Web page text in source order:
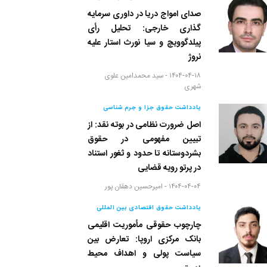
صدای امواج دریا در داوری سرمایه
گذاری خارجی: تحلیل رأی
پیلدگوویچ و سیا نورث استار علیه
نروژ
۱۴۰۴-۰۴-۱۸ - سید محمدامین علوی
شهری
یادداشت حقوق جزا و جرم شناسی
اصل ضرورت نظامی در بوته نقد: از
تبیین مفهومی در حقوق
بشردوستانه تا حدود و ثغور استناد
در پرتو رویه قضایی
۱۴۰۴-۰۴-۰۴ - امیرحسین دهقان پور
یادداشت حقوق اقتصادی بین المللی
چارچوب حقوقی مأموریت اقلیمی
بانک مرکزی اروپا: تعارض بین
سیاست پولی و اهداف محیط